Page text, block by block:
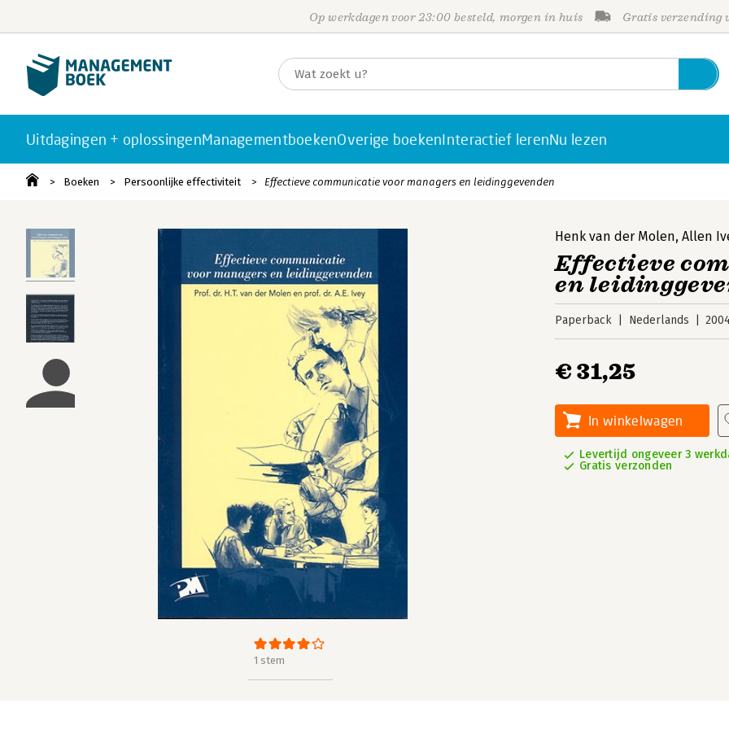
Op werkdagen voor 23:00 besteld, morgen in huis Gratis verzending
Uitdagingen + oplossingenManagementboekenOverige boekenInteractief lerenNu lezen
Boeken Persoonlijke effectiviteit Effectieve communicatie voor managers en leidinggevenden
1 stem
Henk van der Molen, Allen
Effectieve
en
Paperback Nederlands
€ 31,25
In winkelwagen
Levertijd ongeveer 3
Gratis verzonden